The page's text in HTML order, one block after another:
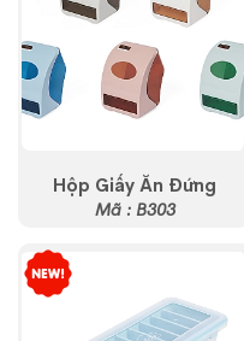
Hộp Giấy Ăn Đứng
Mã : B303